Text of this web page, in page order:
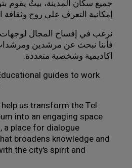
إمكانية التعرف على روح وثقافة
اكاديمية وشخصية متعددة.
guides to work
us transform the Tel
into an engaging space
place for dialogue
broadens knowledge and
the city's spirit and